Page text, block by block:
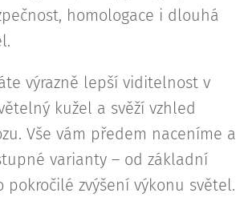
homologace i dlouhá
výrazně lepší viditelnost v
kužel a svěží vzhled
Vše vám předem naceníme a
varianty – od základní
pokročilé zvýšení výkonu světel.